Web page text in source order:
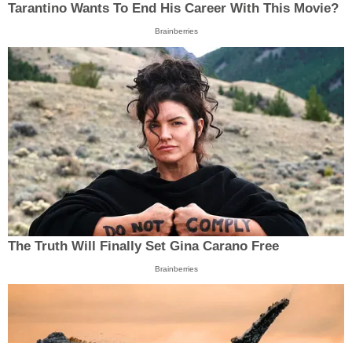
Tarantino Wants To End His Career With This Movie?
Brainberries
The Truth Will Finally Set Gina Carano Free
Brainberries